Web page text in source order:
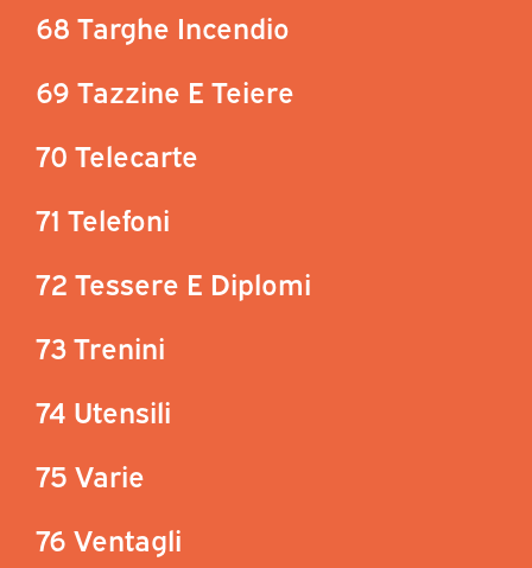
68 Targhe Incendio
69 Tazzine E Teiere
70 Telecarte
71 Telefoni
72 Tessere E Diplomi
73 Trenini
74 Utensili
75 Varie
76 Ventagli